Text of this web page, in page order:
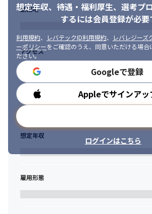
想定年収、待遇・福利厚生、 選考プ
するには会員登録が必要
利用規約、 レバテックID利用規約、
レバレジーズ
ーポリシーをご確認のうえ、同意いただける場合
ださい。
Googleで登録
Appleでサインアッ
ログインはこちら
勤務地
アクセス
勤務時間
想定年収
雇用形態